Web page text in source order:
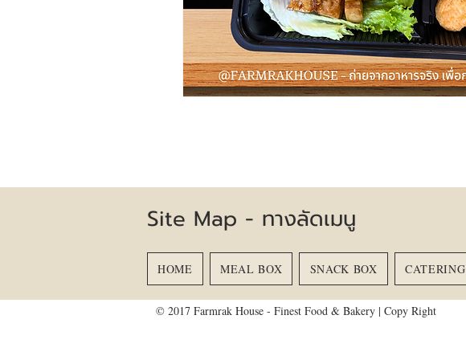
© 2017 Farmrak House - Finest Food & Bakery | Copy Right
Site Map - ทางลัดเมนู
HOME MEAL BOX SNACK BOX CATERING